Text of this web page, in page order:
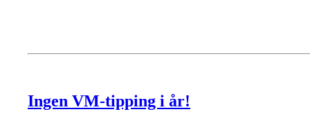
Ingen VM-tipping i år!